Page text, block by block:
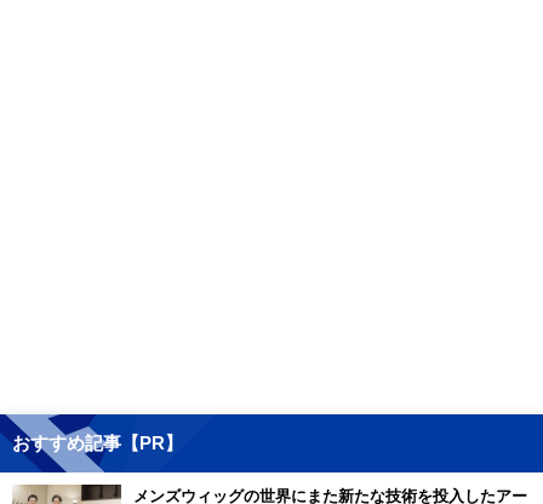
おすすめ記事【PR】
メンズウィッグの世界にまた新たな技術を投入したアー